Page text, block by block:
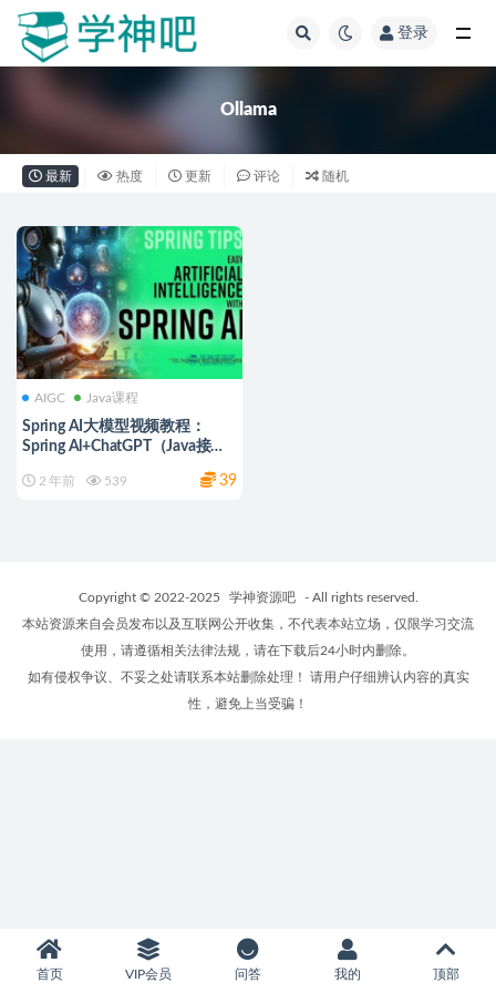
登录
Ollama
最新 热度 更新 评论 随机
AIGC Java课程
Spring AI大模型视频教程：
Spring Al+ChatGPT（Java接入
2 年前 539 39
Copyright © 2022-2025 学神资源吧
- All rights reserved.
本站资源来自会员发布以及互联网公开收集，不代表本站立场，仅限学习交流
使用，请遵循相关法律法规，请在下载后24小时内删除。
如有侵权争议、不妥之处请联系本站删除处理！ 请用户仔细辨认内容的真实
性，避免上当受骗！
首页 VIP会员 问答 我的 顶部